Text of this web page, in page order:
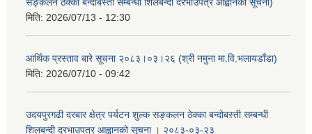
सङ्कलन ठेक्का बन्दोबस्ती सम्बन्धी शिलबन्दी दरभाउपत्र आह्वानको सूचना)
मिति: 2026/07/13 - 12:30
आर्थिक प्रस्ताव बारे सूचना २०८३।०३।२६ (श्री नमुना मा.वि.भलायडाँडा)
मिति: 2026/07/10 - 09:42
उदयपुरगढी दरबार क्षेत्र पर्यटन शुल्क सङ्कलन ठेक्का बन्दोबस्ती सम्बन्धी
शिलबन्दी दरभाउपत्र आह्वानको सूचना । २०८३-०३-२३